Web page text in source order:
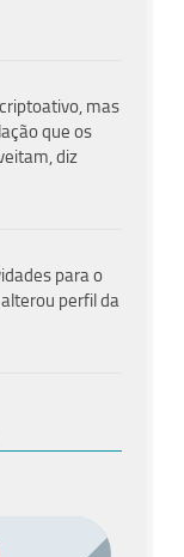
mas
que os
diz
para o
perfil da